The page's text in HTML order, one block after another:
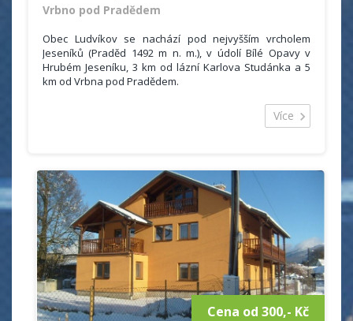
Vrbno pod Pradědem
Obec Ludvíkov se nachází pod nejvyšším vrcholem
Jeseníků (Praděd 1492 m n. m.), v údolí Bílé Opavy v
Hrubém Jeseníku, 3 km od lázní Karlova Studánka a 5
km od Vrbna pod Pradědem.
Chata u Sovy se nachází v obci Ludvíkov,
okres Bruntál. Ubytování je vhodné pro rodinnou
Více
Cena od 300,- Kč